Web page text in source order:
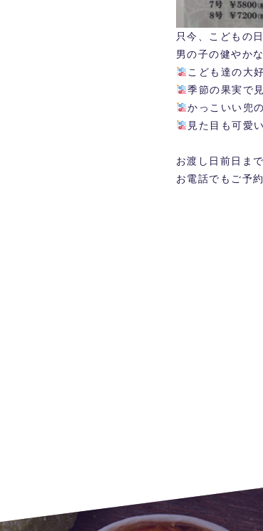
只今、こどもの
男の子の健やか
こども達の大
季節の果実で
かっこいい兜
見た目も可愛
お渡し日前日ま
お電話でもご予